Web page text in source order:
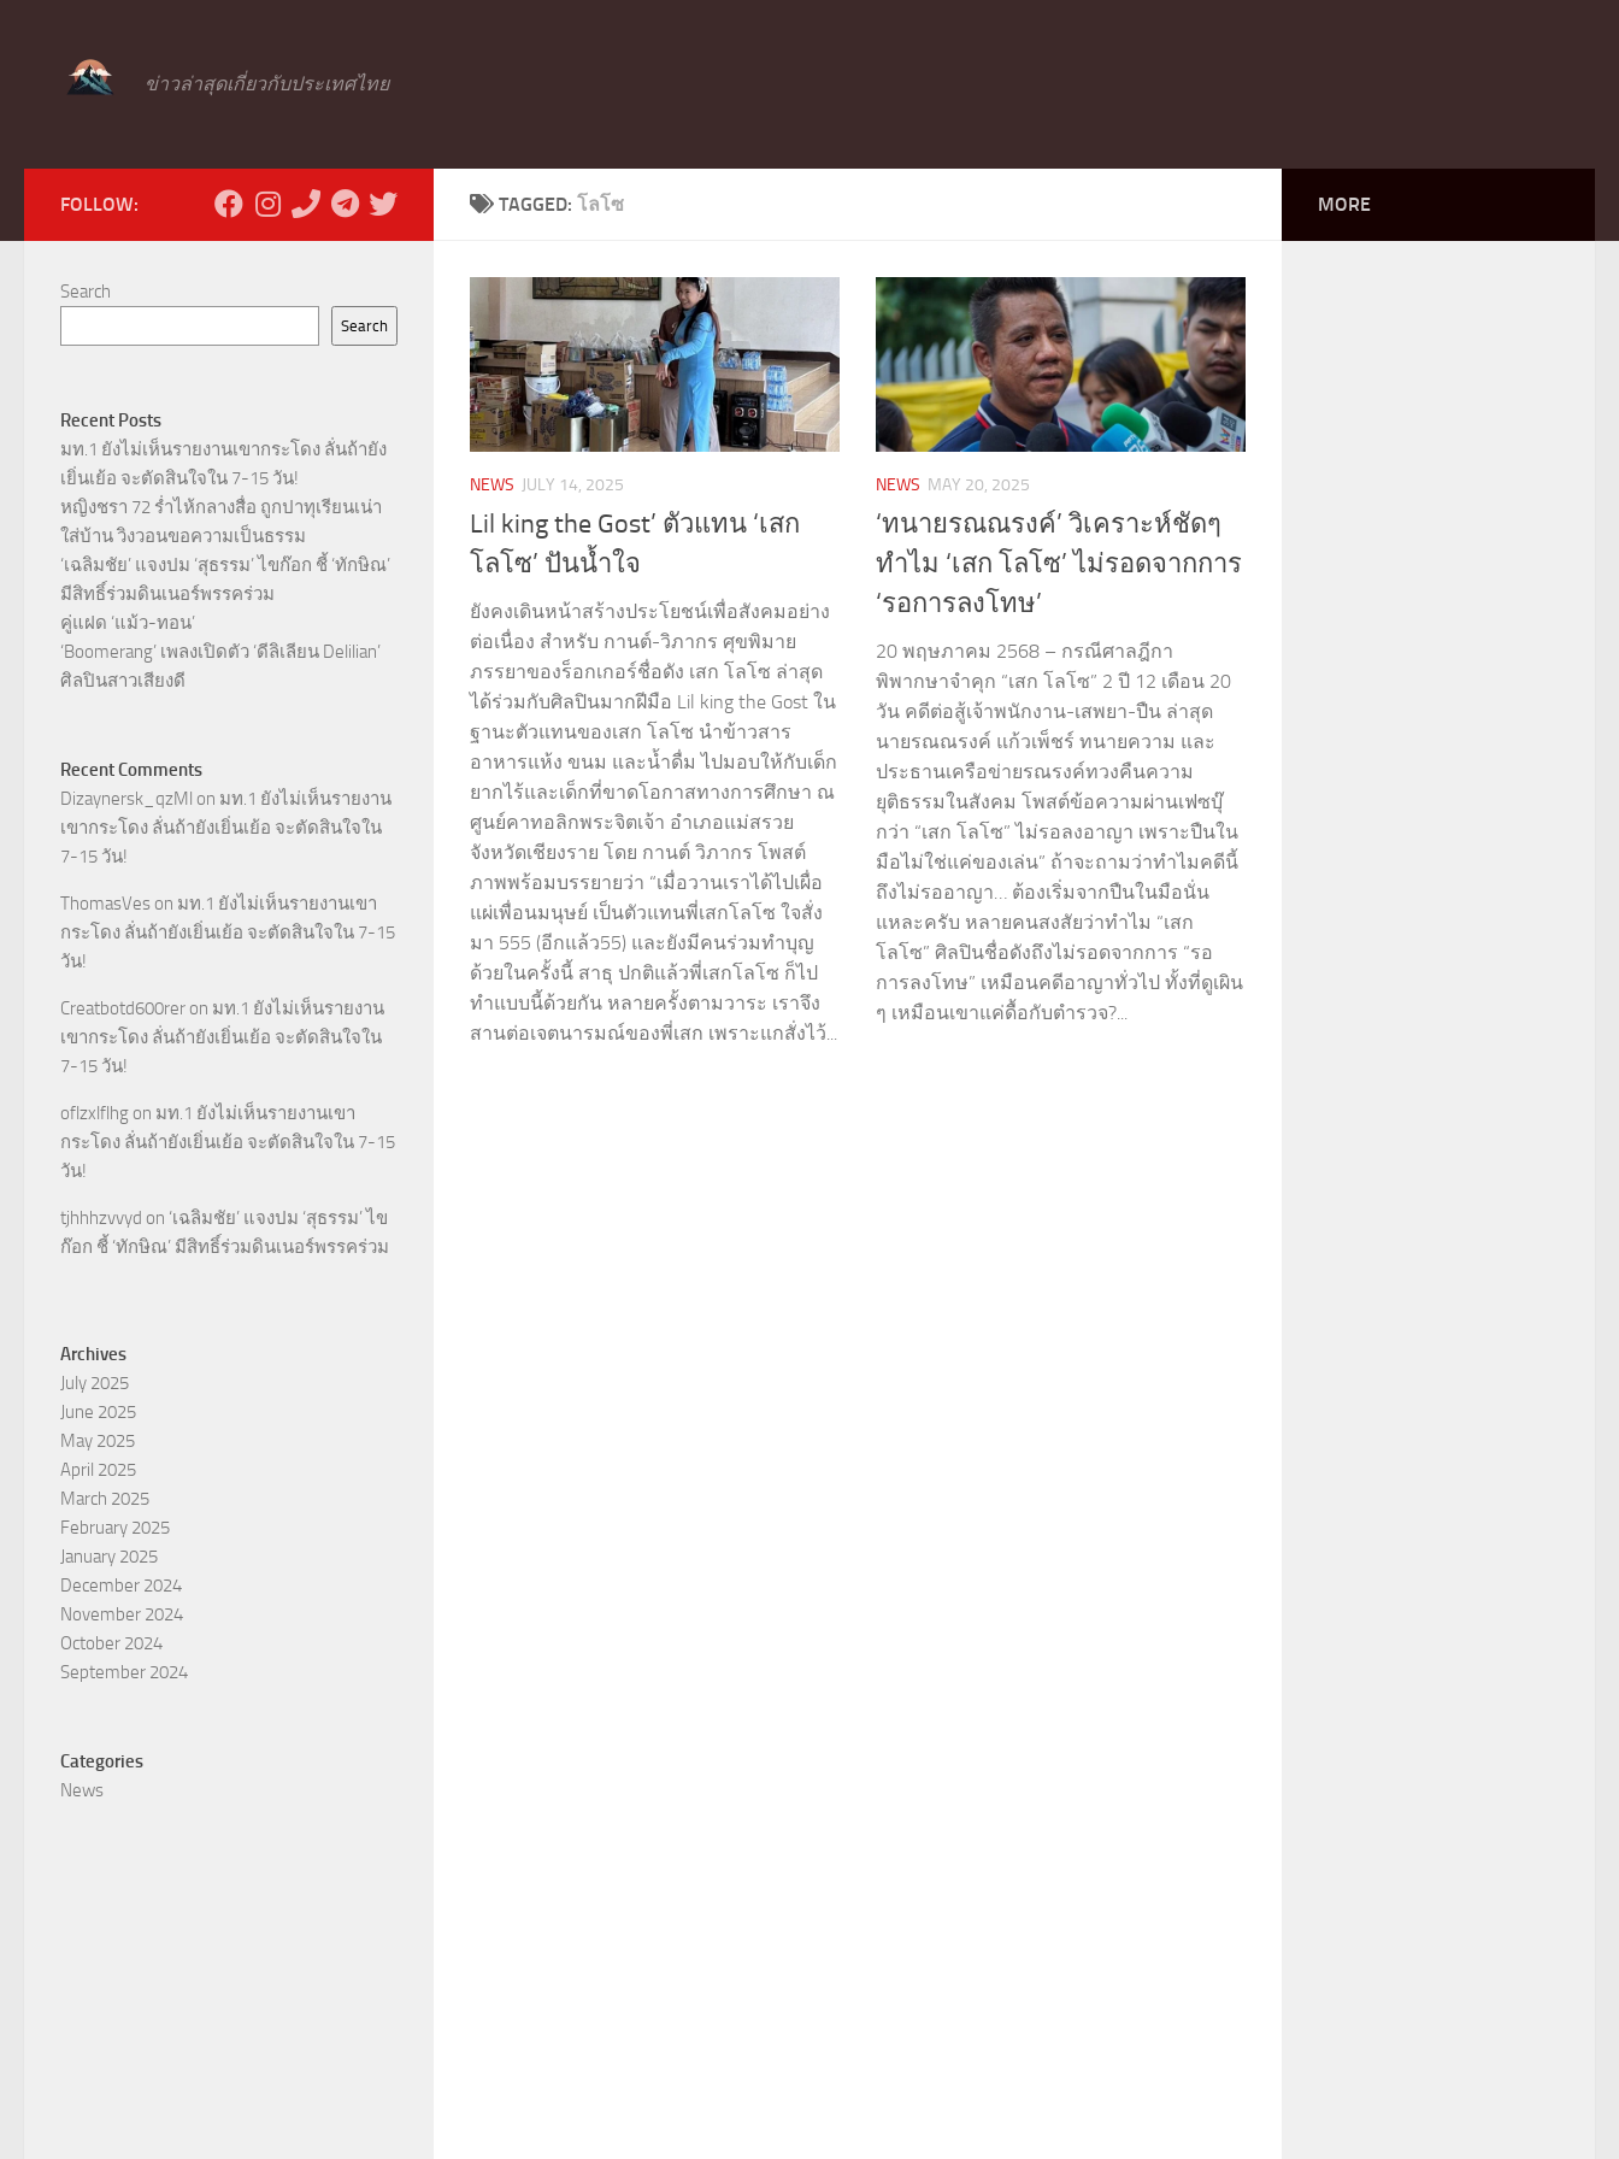
ข่าวล่าสุดเกี่ยวกับประเทศไทย
TAGGED: โลโซ
NEWS JULY 14, 2025
Lil king the Gost’ ตัวแทน ‘เสก
โลโซ’ ปันน้ำใจ
ยังคงเดินหน้าสร้างประโยชน์เพื่อสังคมอย่าง
ต่อเนื่อง สำหรับ กานต์-วิภากร ศุขพิมาย
ภรรยาของร็อกเกอร์ชื่อดัง เสก โลโซ ล่าสุด
ได้ร่วมกับศิลปินมากฝีมือ Lil king the Gost ใน
ฐานะตัวแทนของเสก โลโซ นำข้าวสาร
อาหารแห้ง ขนม และน้ำดื่ม ไปมอบให้กับเด็ก
ยากไร้และเด็กที่ขาดโอกาสทางการศึกษา ณ
ศูนย์คาทอลิกพระจิตเจ้า อำเภอแม่สรวย
จังหวัดเชียงราย โดย กานต์ วิภากร โพสต์
ภาพพร้อมบรรยายว่า “เมื่อวานเราได้ไปเผื่อ
แผ่เพื่อนมนุษย์ เป็นตัวแทนพี่เสกโลโซ ใจสั่ง
มา 555 (อีกแล้ว55) และยังมีคนร่วมทำบุญ
ด้วยในครั้งนี้ สาธุ ปกติแล้วพี่เสกโลโซ ก็ไป
ทำแบบนี้ด้วยกัน หลายครั้งตามวาระ เราจึง
สานต่อเจตนารมณ์ของพี่เสก เพราะแกสั่งไว้...
NEWS MAY 20, 2025
‘ทนายรณณรงค์’ วิเคราะห์ชัดๆ
ทำไม ‘เสก โลโซ’ ไม่รอดจากการ
‘รอการลงโทษ’
20 พฤษภาคม 2568 – กรณีศาลฎีกา
พิพากษาจำคุก “เสก โลโซ” 2 ปี 12 เดือน 20
วัน คดีต่อสู้เจ้าพนักงาน-เสพยา-ปืน ล่าสุด
นายรณณรงค์ แก้วเพ็ชร์ ทนายความ และ
ประธานเครือข่ายรณรงค์ทวงคืนความ
ยุติธรรมในสังคม โพสต์ข้อความผ่านเฟซบุ๊
กว่า “เสก โลโซ” ไม่รอลงอาญา เพราะปืนใน
มือไม่ใช่แค่ของเล่น” ถ้าจะถามว่าทำไมคดีนี้
ถึงไม่รออาญา… ต้องเริ่มจากปืนในมือนั่น
แหละครับ หลายคนสงสัยว่าทำไม “เสก
โลโซ” ศิลปินชื่อดังถึงไม่รอดจากการ “รอ
การลงโทษ” เหมือนคดีอาญาทั่วไป ทั้งที่ดูเผิน
ๆ เหมือนเขาแค่ดื้อกับตำรวจ?...
FOLLOW:
Search
Search
Recent Posts
มท.1 ยังไม่เห็นรายงานเขากระโดง ลั่นถ้ายัง
เยิ่นเย้อ จะตัดสินใจใน 7-15 วัน!
หญิงชรา 72 ร่ำไห้กลางสื่อ ถูกปาทุเรียนเน่า
ใส่บ้าน วิงวอนขอความเป็นธรรม
‘เฉลิมชัย’ แจงปม ‘สุธรรม’ ไขก๊อก ชี้ ‘ทักษิณ’
มีสิทธิ์ร่วมดินเนอร์พรรคร่วม
คู่แฝด ‘แม้ว-ทอน’
‘Boomerang’ เพลงเปิดตัว ‘ดีลิเลียน Delilian’
ศิลปินสาวเสียงดี
Recent Comments
Dizaynersk_qzMl on มท.1 ยังไม่เห็นรายงาน
เขากระโดง ลั่นถ้ายังเยิ่นเย้อ จะตัดสินใจใน
7-15 วัน!
ThomasVes on มท.1 ยังไม่เห็นรายงานเขา
กระโดง ลั่นถ้ายังเยิ่นเย้อ จะตัดสินใจใน 7-15
วัน!
Creatbotd600rer on มท.1 ยังไม่เห็นรายงาน
เขากระโดง ลั่นถ้ายังเยิ่นเย้อ จะตัดสินใจใน
7-15 วัน!
oflzxlflhg on มท.1 ยังไม่เห็นรายงานเขา
กระโดง ลั่นถ้ายังเยิ่นเย้อ จะตัดสินใจใน 7-15
วัน!
tjhhhzvvyd on ‘เฉลิมชัย’ แจงปม ‘สุธรรม’ ไข
ก๊อก ชี้ ‘ทักษิณ’ มีสิทธิ์ร่วมดินเนอร์พรรคร่วม
Archives
July 2025
June 2025
May 2025
April 2025
March 2025
February 2025
January 2025
December 2024
November 2024
October 2024
September 2024
Categories
News
MORE